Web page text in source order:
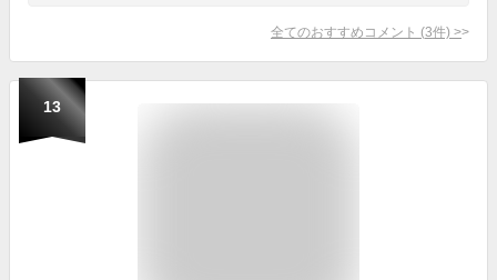
全てのおすすめコメント (3件) >
13